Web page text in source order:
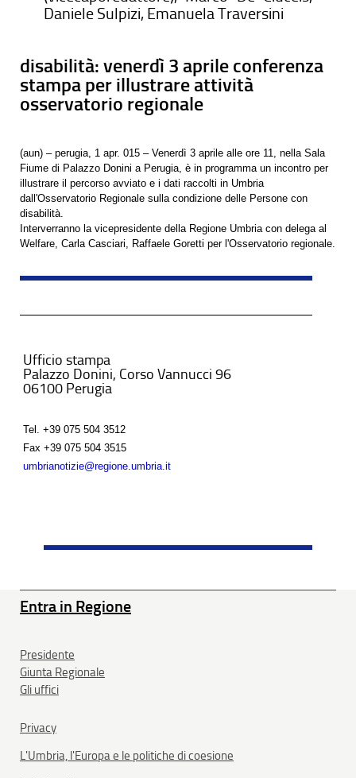
Daniele Sulpizi, Emanuela Traversini
disabilità: venerdì 3 aprile conferenza
stampa per illustrare attività
osservatorio regionale
(aun) – perugia, 1 apr. 015 – Venerdì 3 aprile alle ore 11, nella Sala
Fiume di Palazzo Donini a Perugia, è in programma un incontro per
illustrare il percorso avviato e i dati raccolti in Umbria
dall'Osservatorio Regionale sulla condizione delle Persone con
disabilità.
Interverranno la vicepresidente della Regione Umbria con delega al
Welfare, Carla Casciari, Raffaele Goretti per l'Osservatorio regionale.
Ufficio stampa
Palazzo Donini, Corso Vannucci 96
06100 Perugia
Tel. +39 075 504 3512
Fax +39 075 504 3515
umbrianotizie@regione.umbria.it
Entra in Regione
Presidente
Giunta Regionale
Gli uffici
Privacy
L'Umbria, l'Europa e le politiche di coesione